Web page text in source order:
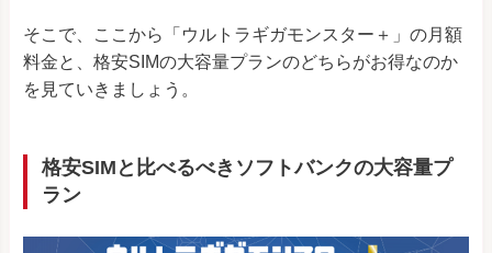
そこで、ここから「ウルトラギガモンスター＋」の月額
料金と、格安SIMの大容量プランのどちらがお得なのか
を見ていきましょう。
格安SIMと比べるべきソフトバンクの大容量プ
ラン